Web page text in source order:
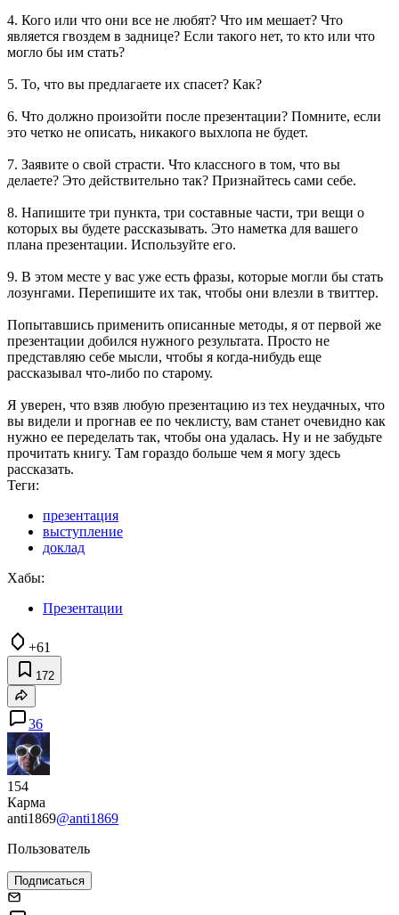
4. Кого или что они все не любят? Что им мешает? Что
является гвоздем в заднице? Если такого нет, то кто или что
могло бы им стать?
5. То, что вы предлагаете их спасет? Как?
6. Что должно произойти после презентации? Помните, если
это четко не описать, никакого выхлопа не будет.
7. Заявите о свой страсти. Что классного в том, что вы
делаете? Это действительно так? Признайтесь сами себе.
8. Напишите три пункта, три составные части, три вещи о
которых вы будете рассказывать. Это наметка для вашего
плана презентации. Используйте его.
9. В этом месте у вас уже есть фразы, которые могли бы стать
лозунгами. Перепишите их так, чтобы они влезли в твиттер.
Попытавшись применить описанные методы, я от первой же
презентации добился нужного результата. Просто не
представляю себе мысли, чтобы я когда-нибудь еще
рассказывал что-либо по старому.
Я уверен, что взяв любую презентацию из тех неудачных, что
вы видели и прогнав ее по чеклисту, вам станет очевидно как
нужно ее переделать так, чтобы она удалась. Ну и не забудьте
прочитать книгу. Там гораздо больше чем я могу здесь
рассказать.
Теги:
презентация
выступление
доклад
Хабы:
Презентации
+61
172
36
154
Карма
anti1869@anti1869
Пользователь
Подписаться